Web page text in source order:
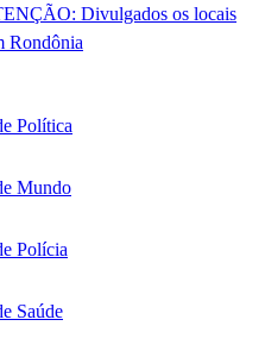
Divulgados os locais
Rondônia